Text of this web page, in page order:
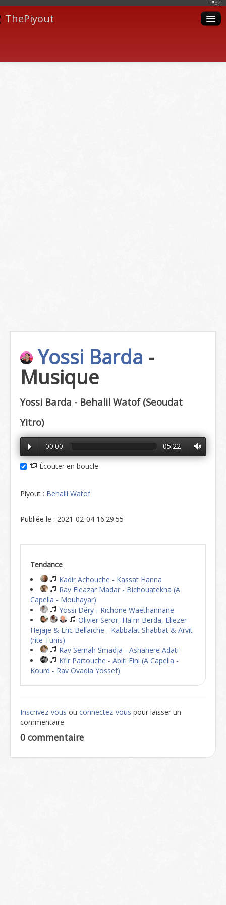
בּס"ד
ThePiyout
Yossi Barda -
Musique
Yossi Barda - Behalil Watof (Seoudat
Yitro)
00:00 05:22
Écouter en boucle
Piyout : Behalil Watof
Publiée le : 2021-02-04 16:29:55
Tendance
Kadir Achouche - Kassat Hanna
Rav Eleazar Madar - Bichouatekha (A
Capella - Mouhayar)
Yossi Déry - Richone Waethannane
Olivier Seror, Haïm Berda, Eliezer
Hejaje & Eric Bellaïche - Kabbalat Shabbat & Arvit
(rite Tunis)
Rav Semah Smadja - Ashahere Adati
Kfir Partouche - Abiti Eini (A Capella -
Kourd - Rav Ovadia Yossef)
Inscrivez-vous ou connectez-vous pour laisser un
commentaire
0 commentaire